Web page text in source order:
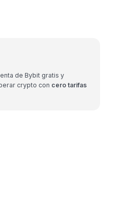
de Bybit gratis y
crypto con cero tarifas